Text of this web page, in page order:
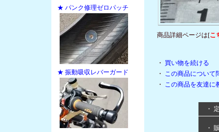
★ パンク修理ゼロパッチ
★ 振動吸収レバーガード
商品詳細ページは[こ
・ 買い物を続ける
・ この商品について
・ この商品を友達に
・
・